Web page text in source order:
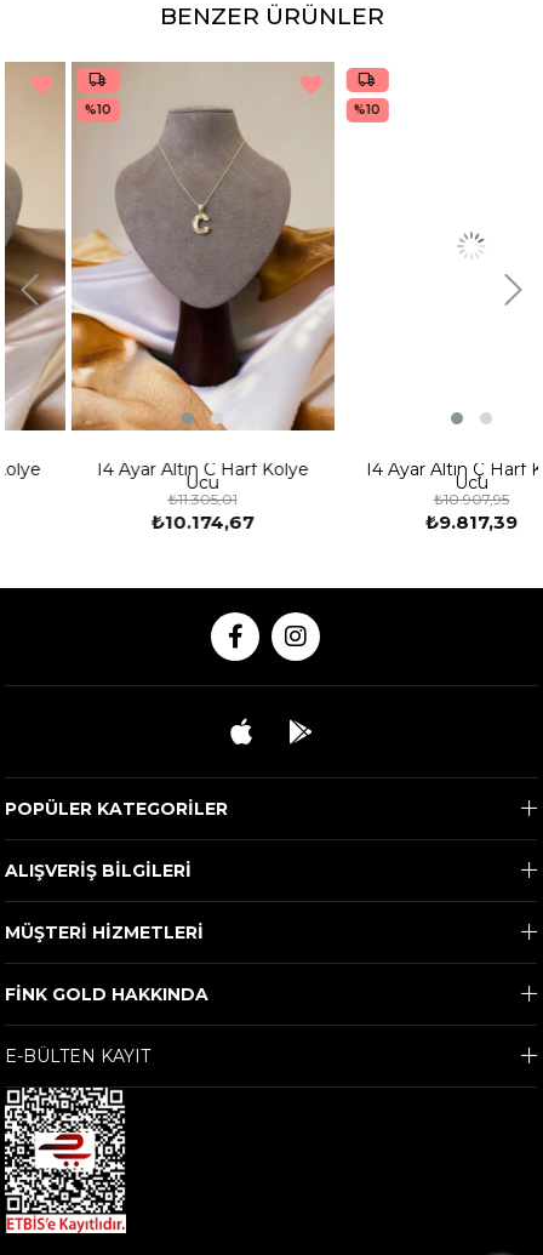
BENZER ÜRÜNLER
14 Ayar Altın C Harf Kolye
Ucu
₺10.174,67
₺11.305,01
14 Ayar Altın Ç Harf Kolye
Ucu
₺9.817,39
₺10.907,95
POPÜLER KATEGORİLER
ALIŞVERİŞ BİLGİLERİ
MÜŞTERİ HİZMETLERİ
FİNK GOLD HAKKINDA
E-BÜLTEN KAYIT